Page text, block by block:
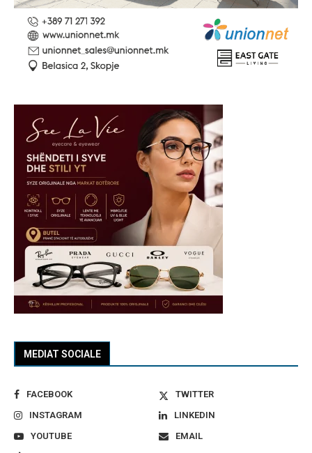
MEDIAT SOCIALE
FACEBOOK
TWITTER
INSTAGRAM
LINKEDIN
YOUTUBE
EMAIL